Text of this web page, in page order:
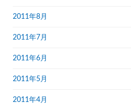
2011年8月
2011年7月
2011年6月
2011年5月
2011年4月